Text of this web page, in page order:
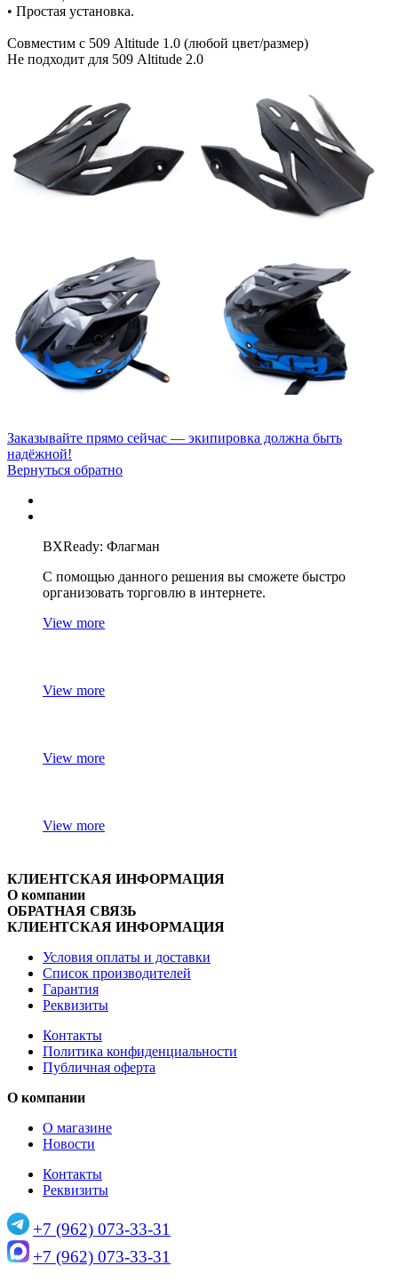
• Простая установка.
Совместим с 509 Altitude 1.0 (любой цвет/размер)
Не подходит для 509 Altitude 2.0
Заказывайте прямо сейчас — экипировка должна быть
надёжной!
Вернуться обратно
BXReady: Флагман
С помощью данного решения вы сможете быстро
организовать торговлю в интернете.
View more
View more
View more
View more
КЛИЕНТСКАЯ ИНФОРМАЦИЯ
О компании
ОБРАТНАЯ СВЯЗЬ
КЛИЕНТСКАЯ ИНФОРМАЦИЯ
Условия оплаты и доставки
Список производителей
Гарантия
Реквизиты
Контакты
Политика конфиденциальности
Публичная оферта
О компании
О магазине
Новости
Контакты
Реквизиты
+7 (962) 073-33-31
+7 (962) 073-33-31